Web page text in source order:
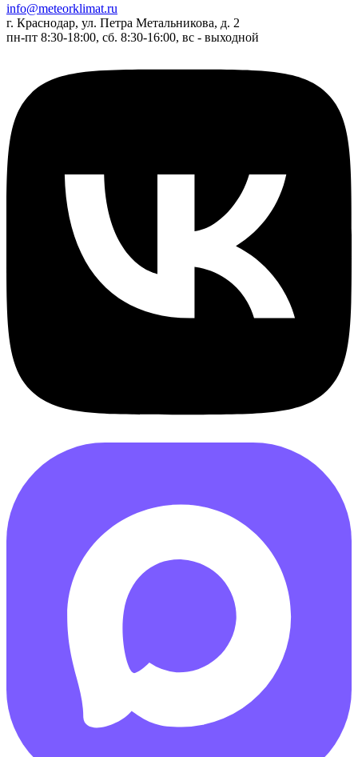
info@meteorklimat.ru
г. Краснодар, ул. Петра Метальникова, д. 2
пн-пт 8:30-18:00, сб. 8:30-16:00, вс - выходной